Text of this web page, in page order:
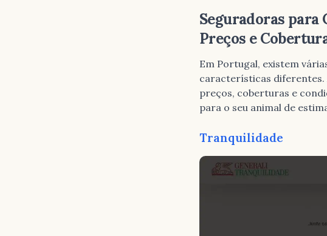
Seguradoras para
Preços e
Em Portugal, existem
características diferentes.
preços, coberturas e
para o seu animal de
Tranquilidade